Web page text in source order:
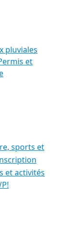
pluviales
et
sports et
et activités